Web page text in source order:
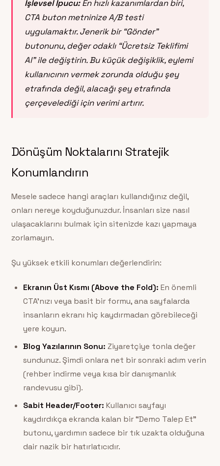
İşlevsel İpucu:En hızlı kazanımlardan biri,
CTA buton metninize A/B testi
uygulamaktır. Jenerik bir “Gönder”
butonunu, değer odaklı “Ücretsiz Teklifimi
Al” ile değiştirin. Bu küçük değişiklik, eylemi
kullanıcının vermek zorunda olduğu şey
etrafında değil,alacağı şeyetrafında
çerçevelediği için verimi artırır.
Dönüşüm Noktalarını Stratejik
Konumlandırın
Mesele sadece hangi araçları kullandığınız değil,
onları nereye koyduğunuzdur. İnsanları size nasıl
ulaşacaklarını bulmak için sitenizde kazı yapmaya
zorlamayın.
Şu yüksek etkili konumları değerlendirin:
Ekranın Üst Kısmı (Above the Fold): En önemli
CTA’nızı veya basit bir formu, ana sayfalarda
insanların ekranı hiç kaydırmadan görebileceği
yere koyun.
Blog Yazılarının Sonu: Ziyaretçiye tonla değer
sundunuz. Şimdi onlara net bir sonraki adım verin
(rehber indirme veya kısa bir danışmanlık
randevusu gibi).
Sabit Header/Footer: Kullanıcı sayfayı
kaydırdıkça ekranda kalan bir “Demo Talep Et”
butonu, yardımın sadece bir tık uzakta olduğuna
dair nazik bir hatırlatıcıdır.